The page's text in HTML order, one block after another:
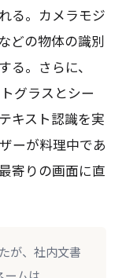
る。カメラモジ
どの物体の識別
。さらに、
グラスとシー
キスト認識を実
ーが料理中であ
寄りの画面に直
が、社内文書